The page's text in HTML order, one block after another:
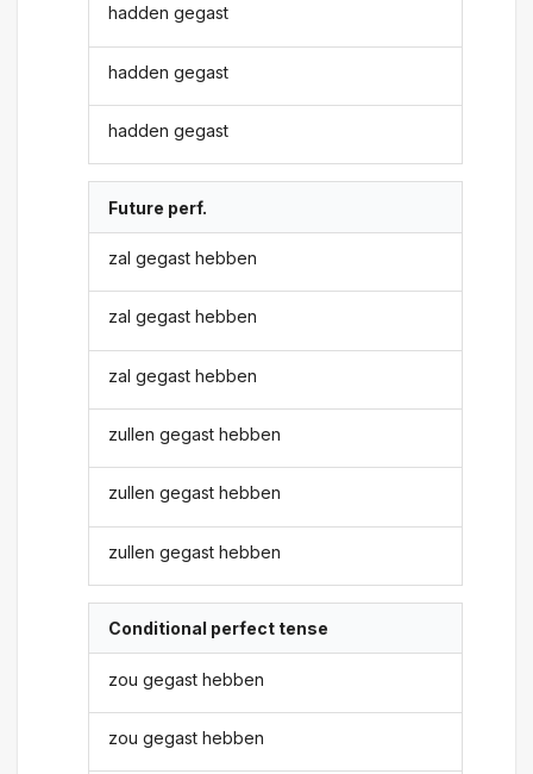
hadden gegast
hadden gegast
hadden gegast
Future perf.
zal gegast hebben
zal gegast hebben
zal gegast hebben
zullen gegast hebben
zullen gegast hebben
zullen gegast hebben
Conditional perfect tense
zou gegast hebben
zou gegast hebben